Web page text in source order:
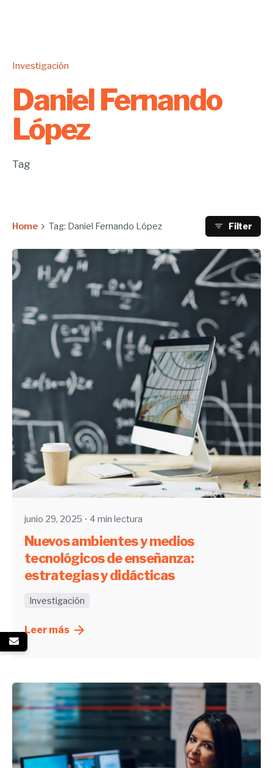
Investigación
Daniel Fernando
López
Tag
Home Tag: Daniel Fernando López Filter
Enviado por
UHE
junio 29, 2025 4 min lectura
Nuevos ambientes y medios
tecnológicos de enseñanza:
estrategias y didácticas
Investigación
Leer más